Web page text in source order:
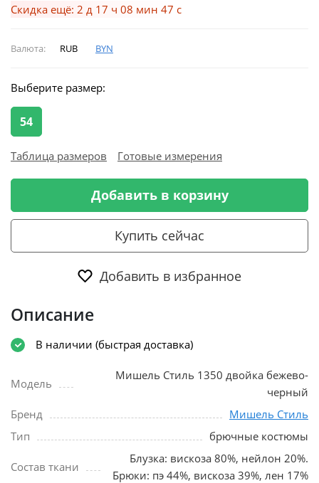
Скидка ещё: 2 д 17 ч 08 мин 46 с
Валюта: RUB BYN
Выберите размер:
54
Таблица размеров Готовые измерения
Добавить в корзину
Купить сейчас
Добавить в избранное
Описание
В наличии (быстрая доставка)
Модель
Мишель Стиль 1350 двойка бежево-
черный
Бренд
Мишель Стиль
Тип
брючные костюмы
Состав ткани
Блузка: вискоза 80%, нейлон 20%.
Брюки: пэ 44%, вискоза 39%, лен 17%